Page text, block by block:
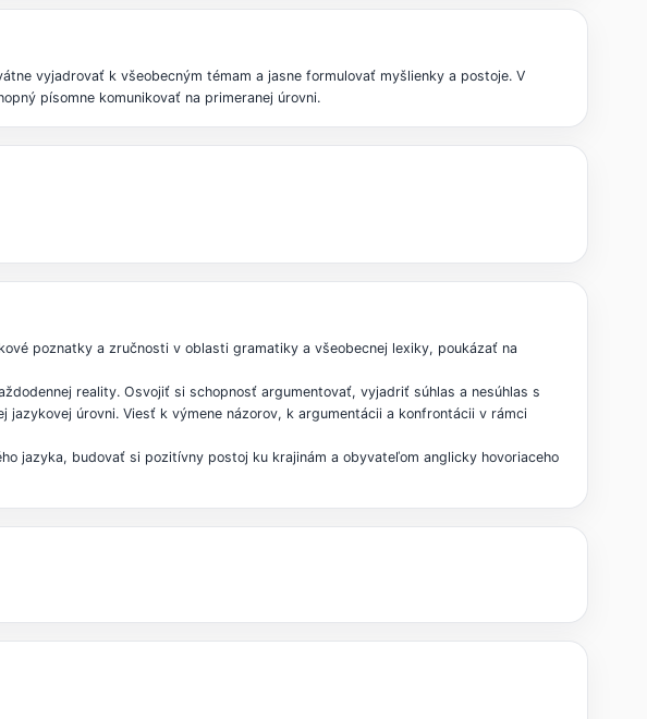
vyjadrovať k všeobecným témam a jasne formulovať myšlienky a postoje. V
písomne komunikovať na primeranej úrovni.
poznatky a zručnosti v oblasti gramatiky a všeobecnej lexiky, poukázať na
reality. Osvojiť si schopnosť argumentovať, vyjadriť súhlas a nesúhlas s
úrovni. Viesť k výmene názorov, k argumentácii a konfrontácii v rámci
jazyka, budovať si pozitívny postoj ku krajinám a obyvateľom anglicky hovoriaceho